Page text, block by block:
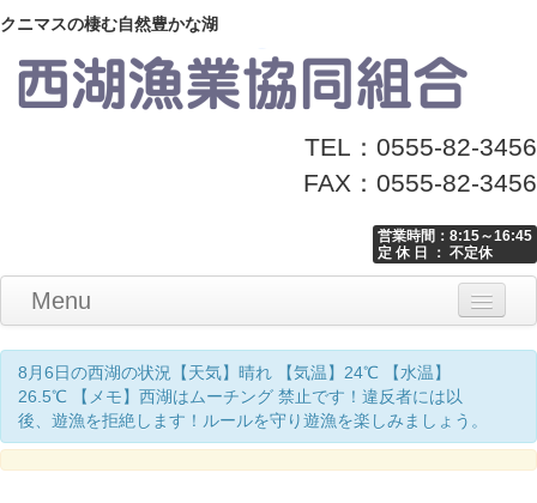
クニマスの棲む自然豊かな湖
TEL：0555-82-3456
FAX：0555-82-3456
営業時間：8:15～16:45
定 休 日 ： 不定休
Menu
Home
釣り情報
マナーとお願い
クニマス展示館
漁協からのお知らせ
お問い合わせ
8月6日の西湖の状況【天気】晴れ 【気温】24℃ 【水温】
26.5℃ 【メモ】西湖はムーチング 禁止です！違反者には以
後、遊漁を拒絶します！ルールを守り遊漁を楽しみましょう。